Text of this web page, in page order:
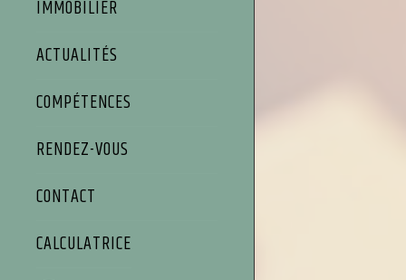
IMMOBILIER
ACTUALITÉS
COMPÉTENCES
RENDEZ-VOUS
CONTACT
CALCULATRICE